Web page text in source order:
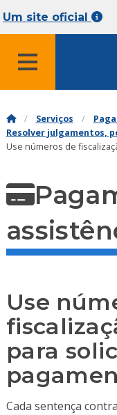
Um site oficial
Serviços
Resolver julgamentos,
Use números de
Use
para
Cada sentença